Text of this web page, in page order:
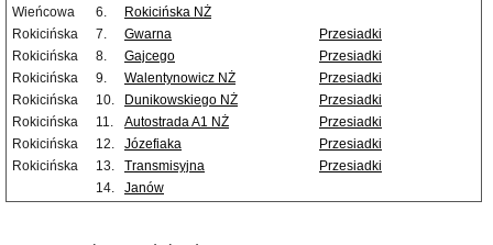
Wieńcowa
6.
Rokicińska NŻ
Rokicińska
7. Gwarna
Przesiadki
Rokicińska
8. Gajcego
Przesiadki
Rokicińska
9. Walentynowicz NŻ
Przesiadki
Rokicińska
10. Dunikowskiego NŻ
Przesiadki
Rokicińska
11. Autostrada A1 NŻ
Przesiadki
Rokicińska
12. Józefiaka
Przesiadki
Rokicińska
13. Transmisyjna
Przesiadki
14.
Janów